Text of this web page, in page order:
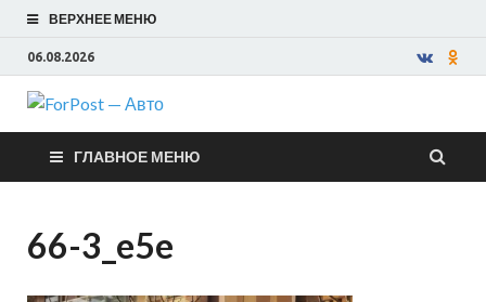
ВЕРХНЕЕ МЕНЮ
06.08.2026
ForPost —
Авто
ГЛАВНОЕ МЕНЮ
66-3_e5e